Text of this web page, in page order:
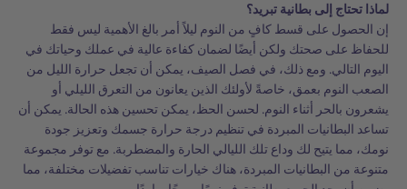
لماذا تحتاج إلى بطانية تبريد؟
إن الحصول على قسط كافٍ من النوم ليلاً أمر بالغ الأهمية ليس فقط
للحفاظ على صحتك ولكن أيضًا لضمان كفاءة عالية في عملك وحياتك في
اليوم التالي. ومع ذلك، في فصل الصيف، يمكن أن تجعل حرارة الليل من
الصعب النوم بعمق، خاصةً لأولئك الذين يعانون من التعرق الليلي أو
يشعرون بالحر أثناء النوم. لحسن الحظ، يمكن تحسين هذه الحالة. يمكن أن
تساعد البطانيات المبردة في تنظيم درجة حرارة جسمك وتعزيز جودة
نومك، مما يتيح لك وداع تلك الليالي الحارة والمضطربة. مع توفر مجموعة
متنوعة من البطانيات المبردة، هناك خيارات تناسب تفضيلات مختلفة، مما